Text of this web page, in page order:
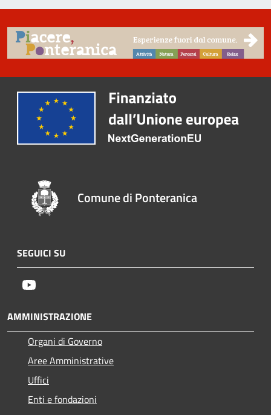
Comune di Ponteranica
SEGUICI SU
AMMINISTRAZIONE
Organi di Governo
Aree Amministrative
Uffici
Enti e fondazioni